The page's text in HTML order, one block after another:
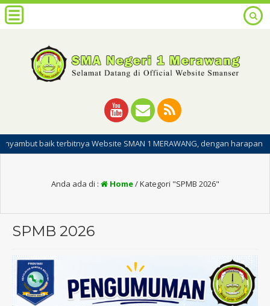
terbitnya Website SMAN 1 MERAWANG, dengan harapan
Anda ada di : Home/Kategori "SPMB 2026"
SPMB 2026